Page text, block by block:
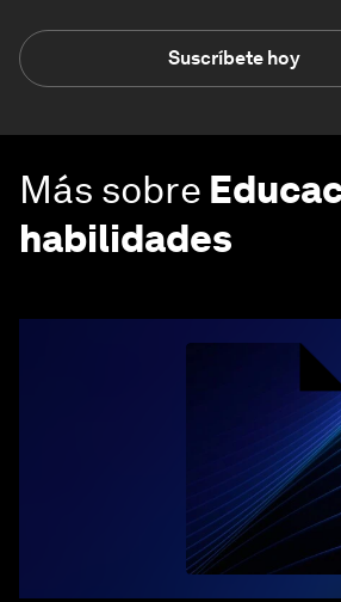
Suscríbete hoy
Más sobre
habilidades